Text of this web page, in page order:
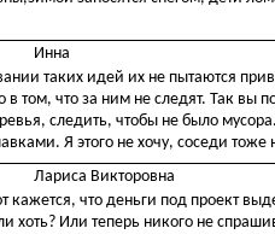
Инна
таких идей их не пытаются
том, что за ним не следят. Так вы
следить, чтобы не было
Я этого не хочу, соседи тоже
Лариса Викторовна
что деньги под проект
хоть? Или теперь никого не